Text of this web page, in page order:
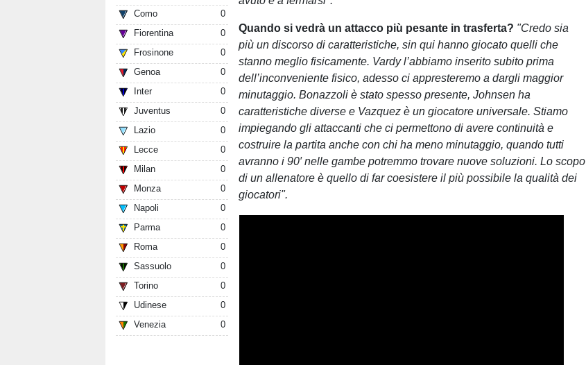
Como
0
Fiorentina
0
Frosinone
0
Genoa
0
Inter
0
Juventus
0
Lazio
0
Lecce
0
Milan
0
Monza
0
Napoli
0
Parma
0
Roma
0
Sassuolo
0
Torino
0
Udinese
0
Venezia
0
Quando si vedrà un attacco più pesante in trasferta? "Credo sia
più un discorso di caratteristiche, sin qui hanno giocato quelli che
stanno meglio fisicamente. Vardy l’abbiamo inserito subito prima
dell’inconveniente fisico, adesso ci appresteremo a dargli maggior
minutaggio. Bonazzoli è stato spesso presente, Johnsen ha
caratteristiche diverse e Vazquez è un giocatore universale. Stiamo
impiegando gli attaccanti che ci permettono di avere continuità e
costruire la partita anche con chi ha meno minutaggio, quando tutti
avranno i 90′ nelle gambe potremmo trovare nuove soluzioni. Lo scopo
di un allenatore è quello di far coesistere il più possibile la qualità dei
giocatori".